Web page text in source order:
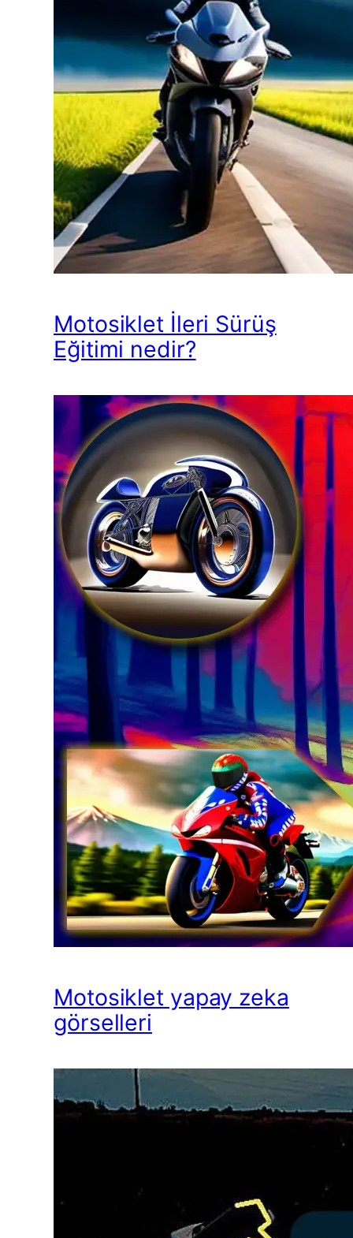
Motosiklet İleri Sürüş
Eğitimi nedir?
Motosiklet yapay zeka
görselleri